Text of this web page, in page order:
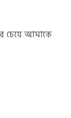
আমাকে